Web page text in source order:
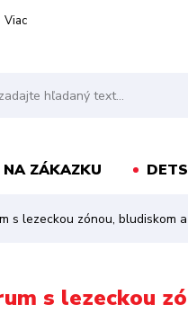
Viac
ZÁKAZKU
s lezeckou zónou, bludiskom
s lezeckou